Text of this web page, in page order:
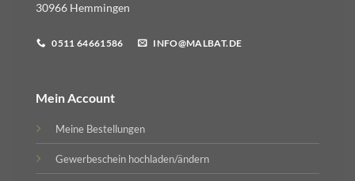
30966 Hemmingen
0511 64661586 INFO@MALBAT.DE
Mein Account
Meine Bestellungen
Gewerbeschein hochladen/ändern